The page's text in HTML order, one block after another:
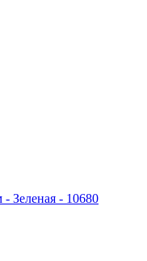
Зеленая - 10680